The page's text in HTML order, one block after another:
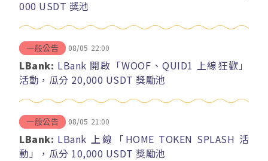
000 USDT 獎池
一般公告 08/05 22:00
LBank: LBank 開啟「WOOF、QUID1 上線狂歡」
活動，瓜分 20,000 USDT 獎勵池
一般公告 08/05 21:00
LBank: LBank 上線「HOME TOKEN SPLASH 活
動」，瓜分 10,000 USDT 獎勵池